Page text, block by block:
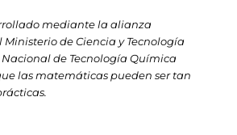
mediante la alianza
de Ciencia y Tecnología
Nacional de Tecnología Química
las matemáticas pueden ser tan